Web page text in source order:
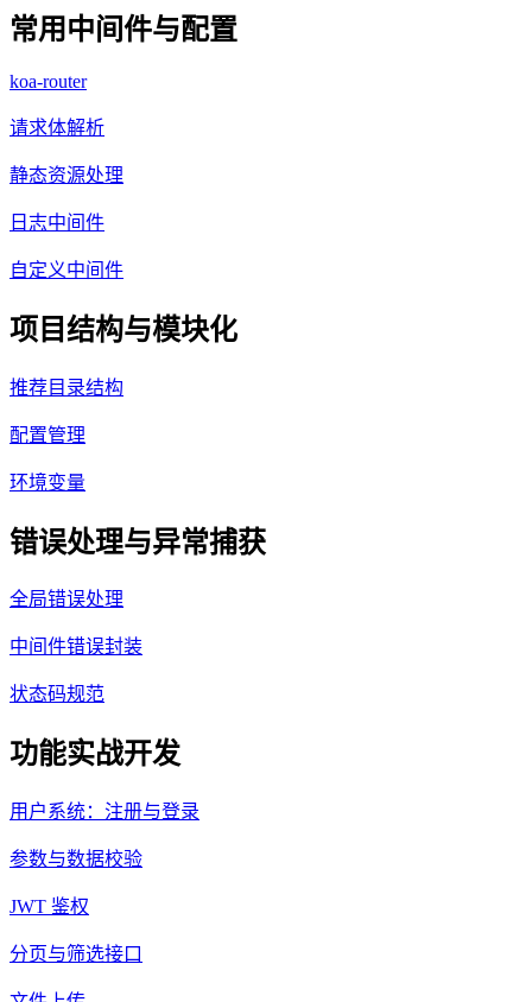
常用中间件与配置
koa-router
请求体解析
静态资源处理
日志中间件
自定义中间件
项目结构与模块化
推荐目录结构
配置管理
环境变量
错误处理与异常捕获
全局错误处理
中间件错误封装
状态码规范
功能实战开发
用户系统：注册与登录
参数与数据校验
JWT 鉴权
分页与筛选接口